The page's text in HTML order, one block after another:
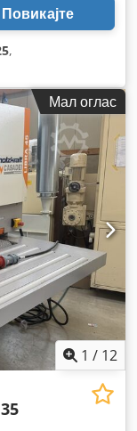
Повикајте
,
Мал оглас
1 / 12